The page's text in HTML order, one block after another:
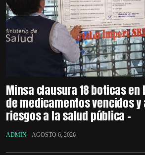
Minsa clausura 18 boticas en
de medicamentos vencidos
riesgos a la salud pública –
ADMIN AGOSTO 6, 2026